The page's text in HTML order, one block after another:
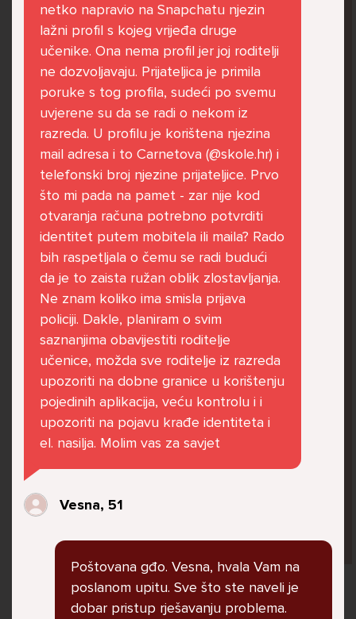
Već 6 godina u školi nekoliko cura iz mog
razreda me izbacuju iz zajedničkih aktivnosti
te me iskorištavaju. Dečki iz mojeg razreda mi
govore da sam glupača te me preko discorda
vrijeđaju jer sam niska te mi govore da se
ubijem. Prije mjesec dana su me istukli kod
parka iz čistog mira dok sam prolazila sa
svojim susjedama i malim psom. Stalno u
krevet idem plačući. Nesvjesno te zbog
ljutnje sam se počela tući po nogama no
prestala sam jer me važna osoba potaknula
na to. Prije toga svega nakon nekoliko godina
prijateljstva ostavila me najbolja prijateljica
nisam htjela ići u školu jer me to sve jako
pogodilo. Cyber bulyala me preko snapchata
i drugih drugih društvenih mreža. Sad opet
razgovaramo no jako teško. Stalno provodim
vrijeme učeći ili trenirajući moje pse jako sam
vezana za njih te ih jako volim Često
razgovaram s mamom no ne želim joj sve reći
jer me ne shvaća. Ponekad želim skočiti sa
balkona svoje kuće. Neznam što da više
radim.
netko napravio na Snapchatu njezin
lažni profil s kojeg vrijeđa druge
učenike. Ona nema profil jer joj roditelji
ne dozvoljavaju. Prijateljica je primila
poruke s tog profila, sudeći po svemu
uvjerene su da se radi o nekom iz
razreda. U profilu je korištena njezina
mail adresa i to Carnetova (@skole.hr) i
telefonski broj njezine prijateljice. Prvo
što mi pada na pamet - zar nije kod
otvaranja računa potrebno potvrditi
identitet putem mobitela ili maila? Rado
bih raspetljala o čemu se radi budući
da je to zaista ružan oblik zlostavljanja.
Ne znam koliko ima smisla prijava
policiji. Dakle, planiram o svim
saznanjima obavijestiti roditelje
učenice, možda sve roditelje iz razreda
upozoriti na dobne granice u korištenju
pojedinih aplikacija, veću kontrolu i i
upozoriti na pojavu krađe identiteta i
el. nasilja. Molim vas za savjet
Vesna, 51
Poštovana gđo. Vesna, hvala Vam na
poslanom upitu. Sve što ste naveli je
dobar pristup rješavanju problema.